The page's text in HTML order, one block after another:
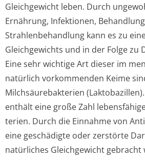
Gleichgewicht leben. Durch
Ernährung, Infektionen,
Strahlenbehandlung kann es zu
Gleichgewichts und in der Folge zu
Eine sehr wichtige Art dieser im
natürlich vorkommenden Keime
Milchsäurebakterien
enthält eine große Zahl
terien. Durch die Einnahme von
eine geschädigte oder zerstörte
natürliches Gleichgewicht gebracht